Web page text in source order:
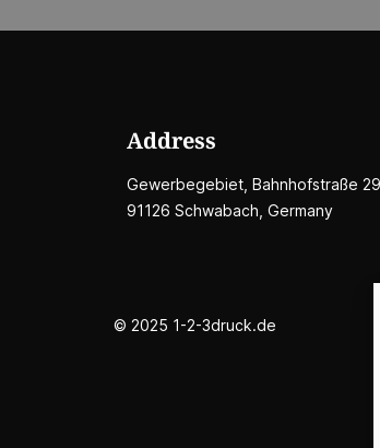
Address
Gewerbegebiet, Bahnhofstraße 29,
91126 Schwabach, Germany
© 2025 1-2-3druck.de